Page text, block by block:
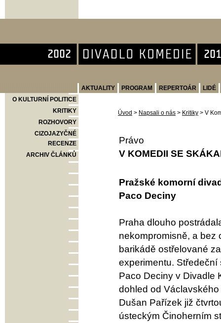
AKTUALITY PROGRAM REPERTOÁR
LIDÉ
O KULTURNÍ POLITICE
KRITIKY
ROZHOVORY
CIZOJAZYČNÉ
RECENZE
ARCHIV ČLÁNKŮ
Úvod > Napsali o nás > Kritiky > V
Právo
V KOMEDII SE
Pražské komorní
Paco Deciny
Praha dlouho
nekompromisně, a bez
barikádě ostřelované
experimentu.
Paco Deciny v Divadle
dohled od
Dušan Pařízek již
ústeckým Činoherním